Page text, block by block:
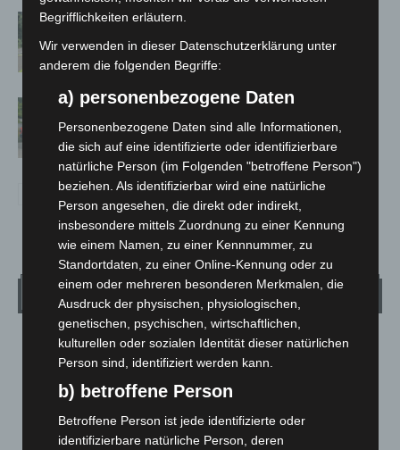
Brand im „Haus der Begegnung“ in
Neuwarmbüchen schnell eingedämmt
Region Hannover: 21 neue
Notfallsanitäter starten beim Roten
Kreuz
Wetter
LANGENHAGEN
Klarer Himmel
18.5°
Begrifflichkeiten erläutern.
Wir verwenden in dieser Datenschutzerklärung unter
anderem die folgenden Begriffe:
a) personenbezogene Daten
Personenbezogene Daten sind alle Informationen,
die sich auf eine identifizierte oder identifizierbare
natürliche Person (im Folgenden "betroffene Person")
beziehen. Als identifizierbar wird eine natürliche
Person angesehen, die direkt oder indirekt,
insbesondere mittels Zuordnung zu einer Kennung
wie einem Namen, zu einer Kennnummer, zu
Standortdaten, zu einer Online-Kennung oder zu
einem oder mehreren besonderen Merkmalen, die
Ausdruck der physischen, physiologischen,
genetischen, psychischen, wirtschaftlichen,
kulturellen oder sozialen Identität dieser natürlichen
Person sind, identifiziert werden kann.
b) betroffene Person
Betroffene Person ist jede identifizierte oder
identifizierbare natürliche Person, deren